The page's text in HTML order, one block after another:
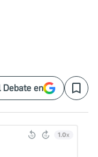
Debate en Save